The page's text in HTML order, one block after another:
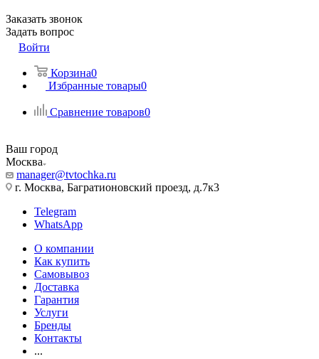
Заказать звонок
Задать вопрос
Войти
Корзина0
Избранные товары0
Сравнение товаров0
Ваш город
Москва
manager@tvtochka.ru
г. Москва, Багратионовский проезд, д.7к3
Telegram
WhatsApp
О компании
Как купить
Самовывоз
Доставка
Гарантия
Услуги
Бренды
Контакты
...